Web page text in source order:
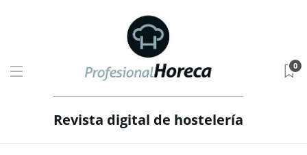
Revista digital de hostelería
0